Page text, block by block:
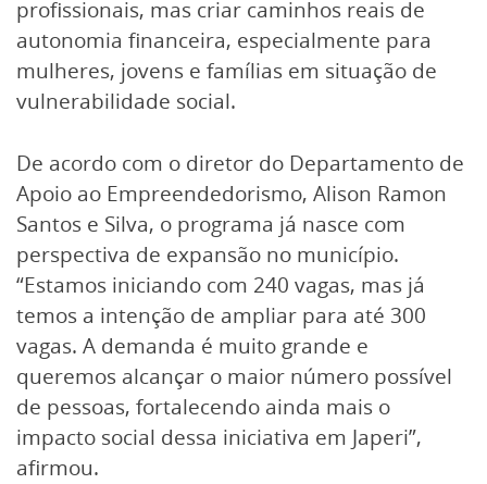
profissionais, mas criar caminhos reais de
autonomia financeira, especialmente para
mulheres, jovens e famílias em situação de
vulnerabilidade social.
De acordo com o diretor do Departamento de
Apoio ao Empreendedorismo, Alison Ramon
Santos e Silva, o programa já nasce com
perspectiva de expansão no município.
“Estamos iniciando com 240 vagas, mas já
temos a intenção de ampliar para até 300
vagas. A demanda é muito grande e
queremos alcançar o maior número possível
de pessoas, fortalecendo ainda mais o
impacto social dessa iniciativa em Japeri”,
afirmou.